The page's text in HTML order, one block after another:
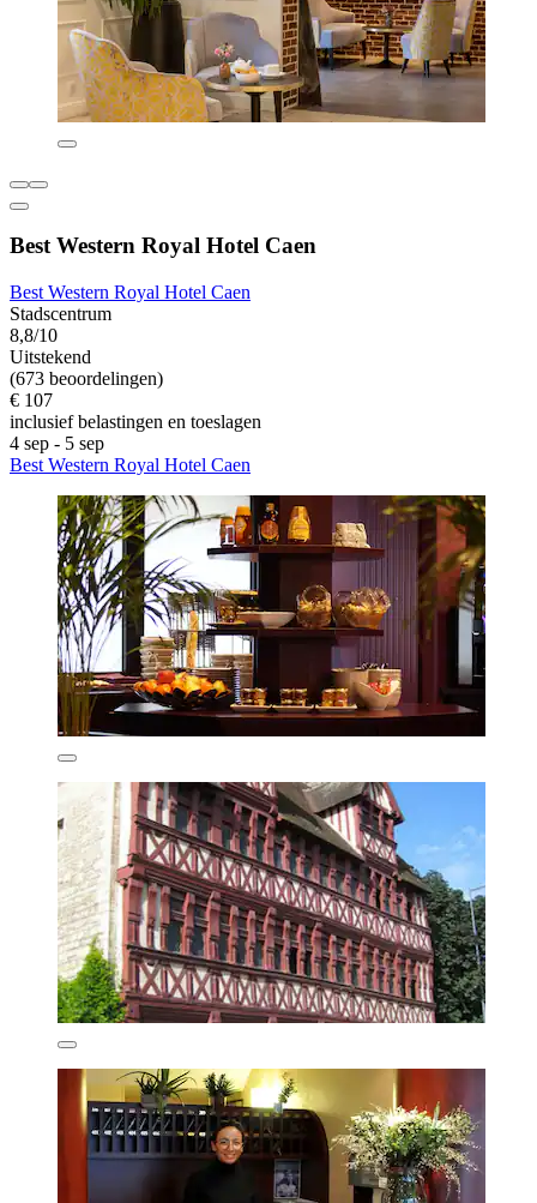
Best Western Royal Hotel Caen
Best Western Royal Hotel Caen
Stadscentrum
8,8/10
Uitstekend
(673 beoordelingen)
€ 107
inclusief belastingen en toeslagen
4 sep - 5 sep
Best Western Royal Hotel Caen